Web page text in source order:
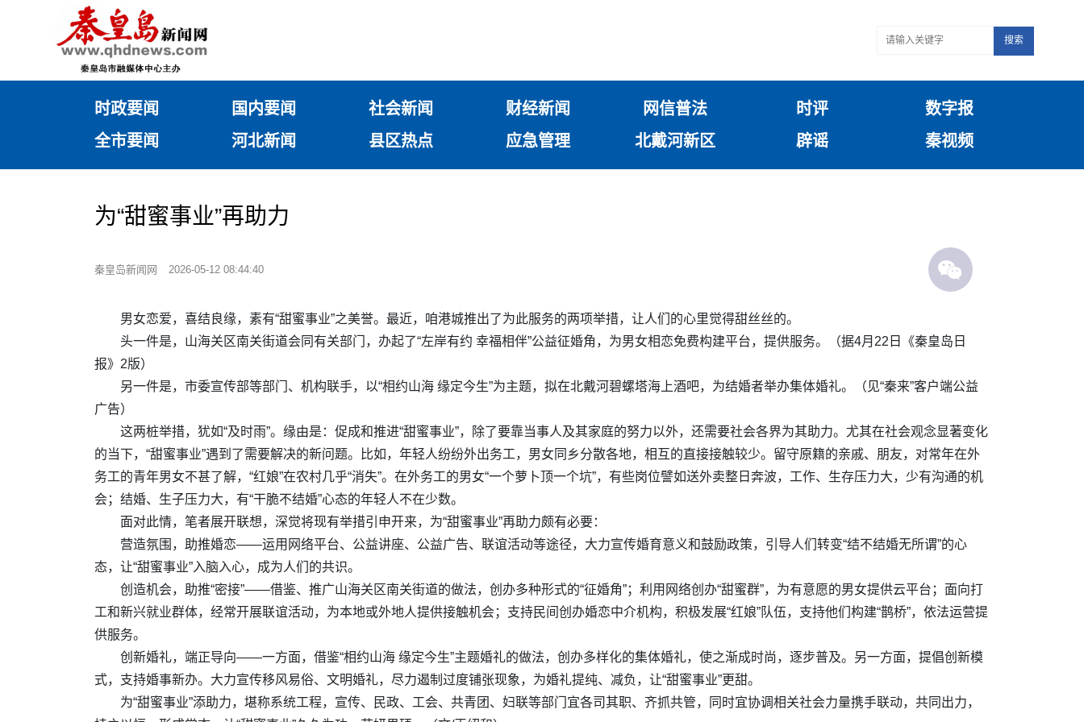
搜索
时政要闻 国内要闻 社会新闻 财经新闻 网信普法 时评
数字报
全市要闻
河北新闻 县区热点 应急管理 北戴河新区 辟谣 秦视频
为“甜蜜事业”再助力
秦皇岛新闻网 2026-05-12 08:44:40
男女恋爱，喜结良缘，素有“甜蜜事业”之美誉。最近，咱港城推出了为此服务的两项举措，让人们的心里觉得甜丝丝的。
头一件是，山海关区南关街道会同有关部门，办起了“左岸有约 幸福相伴”公益征婚角，为男女相恋免费构建平台，提供服务。（据4月22日《秦皇岛日
报》2版）
另一件是，市委宣传部等部门、机构联手，以“相约山海 缘定今生”为主题，拟在北戴河碧螺塔海上酒吧，为结婚者举办集体婚礼。（见“秦来”客户端公益
广告）
这两桩举措，犹如“及时雨”。缘由是：促成和推进“甜蜜事业”，除了要靠当事人及其家庭的努力以外，还需要社会各界为其助力。尤其在社会观念显著变化
的当下，“甜蜜事业”遇到了需要解决的新问题。比如，年轻人纷纷外出务工，男女同乡分散各地，相互的直接接触较少。留守原籍的亲戚、朋友，对常年在外
务工的青年男女不甚了解，“红娘”在农村几乎“消失”。在外务工的男女“一个萝卜顶一个坑”，有些岗位譬如送外卖整日奔波，工作、生存压力大，少有沟通的机
会；结婚、生子压力大，有“干脆不结婚”心态的年轻人不在少数。
面对此情，笔者展开联想，深觉将现有举措引申开来，为“甜蜜事业”再助力颇有必要：
营造氛围，助推婚恋——运用网络平台、公益讲座、公益广告、联谊活动等途径，大力宣传婚育意义和鼓励政策，引导人们转变“结不结婚无所谓”的心
态，让“甜蜜事业”入脑入心，成为人们的共识。
创造机会，助推“密接”——借鉴、推广山海关区南关街道的做法，创办多种形式的“征婚角”；利用网络创办“甜蜜群”，为有意愿的男女提供云平台；面向打
工和新兴就业群体，经常开展联谊活动，为本地或外地人提供接触机会；支持民间创办婚恋中介机构，积极发展“红娘”队伍，支持他们构建“鹊桥”，依法运营提
供服务。
创新婚礼，端正导向——一方面，借鉴“相约山海 缘定今生”主题婚礼的做法，创办多样化的集体婚礼，使之渐成时尚，逐步普及。另一方面，提倡创新模
式，支持婚事新办。大力宣传移风易俗、文明婚礼，尽力遏制过度铺张现象，为婚礼提纯、减负，让“甜蜜事业”更甜。
为“甜蜜事业”添助力，堪称系统工程，宣传、民政、工会、共青团、妇联等部门宜各司其职、齐抓共管，同时宜协调相关社会力量携手联动，共同出力，